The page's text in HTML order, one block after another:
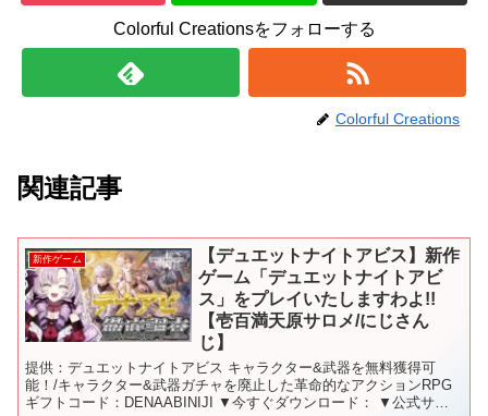
Colorful Creationsをフォローする
Colorful Creations
関連記事
新作ゲーム
【デュエットナイトアビス】新作
ゲーム「デュエットナイトアビ
ス」をプレイいたしますわよ!!
【壱百満天原サロメ/にじさん
じ】
提供：デュエットナイトアビス キャラクター&武器を無料獲得可
能！/キャラクター&武器ガチャを廃止した革命的なアクションRPG
ギフトコード：DENAABINIJI ▼今すぐダウンロード： ▼公式サイ